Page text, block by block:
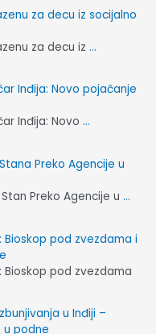
za decu iz socijalno
za decu iz…
Inđija: Novo pojačanje
Inđija: Novo…
Preko Agencije u
Preko Agencije u…
Bioskop pod zvezdama i
Bioskop pod zvezdama
u Inđiji –
u podne